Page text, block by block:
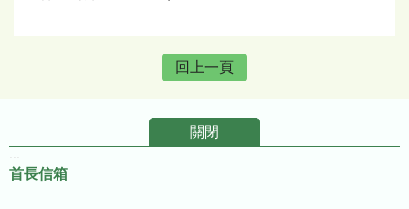
回上一頁
關閉
首長信箱